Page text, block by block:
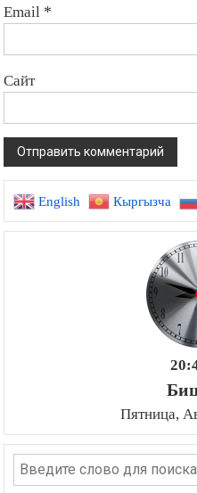
Email *
Сайт
English Кыргызча
Пятница,